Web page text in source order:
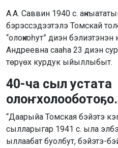
А.А. Саввин 1940 с.
бэрэссэдээтэлэ Томскай
“олоҥхоһут” диэн
Андреевна сааһа 23 диэн
төрүөх курдук ыйыллыбыт.
40-ча сыл устата
“Даарыйа Томская бэйэтэ
сылларыгар 1941 с. ыла
ыллаабат буолбут, бэйэтэ-